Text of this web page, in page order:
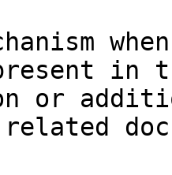
in
or